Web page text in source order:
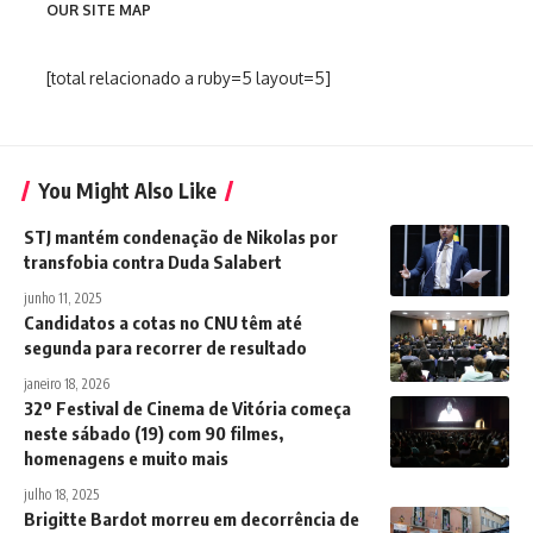
OUR SITE MAP
[total relacionado a ruby=5 layout=5]
You Might Also Like
STJ mantém condenação de Nikolas por
transfobia contra Duda Salabert
junho 11, 2025
Candidatos a cotas no CNU têm até
segunda para recorrer de resultado
janeiro 18, 2026
32º Festival de Cinema de Vitória começa
neste sábado (19) com 90 filmes,
homenagens e muito mais
julho 18, 2025
Brigitte Bardot morreu em decorrência de